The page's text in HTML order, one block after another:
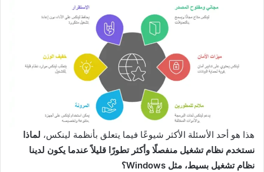
هذا هو أحد الأسئلة الأكثر شيوعًا فيما يتعلق بأنظمة لينكس، لماذا
نستخدم نظام تشغيل منفصلًا وأكثر تطورًا قليلاً عندما يكون لدينا
نظام تشغيل بسيط، مثل Windows؟